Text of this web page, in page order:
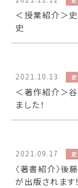
＜授業紹介＞
史
2021.10.13
＜著作紹介＞
ました！
2021.09.17
〈著書紹介〉後
が出版されます！